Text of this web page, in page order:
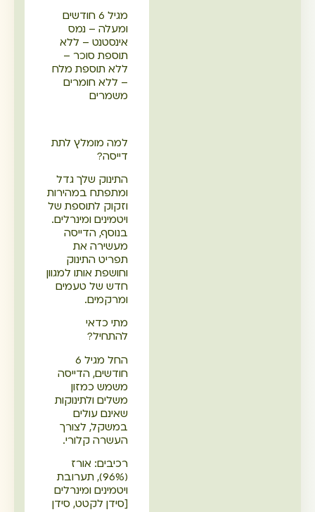
מגיל 6 חודשים
ומעלה – נמס
אינסטנט – ללא
תוספת סוכר –
ללא תוספת מלח
– ללא חומרים
משמרים
למה מומלץ לתת
דייסה?
התינוק שלך גדל
ומתפתח במהירות
וזקוק לתוספת של
ויטמינים ומינרלים.
בנוסף, הדייסה
מעשירה את
תפריט התינוק
וחושפת אותו למגוון
חדש של טעמים
ומרקמים.
מתי כדאי
להתחיל?
החל מגיל 6
חודשים, הדייסה
משמש כמזון
משלים ולתינוקות
שאינם עולים
במשקל, לצורך
העשרה קלורי.
רכיבים: אורז
(96%), תערובת
ויטמינים ומינרלים
[סידן לקטט, סידן